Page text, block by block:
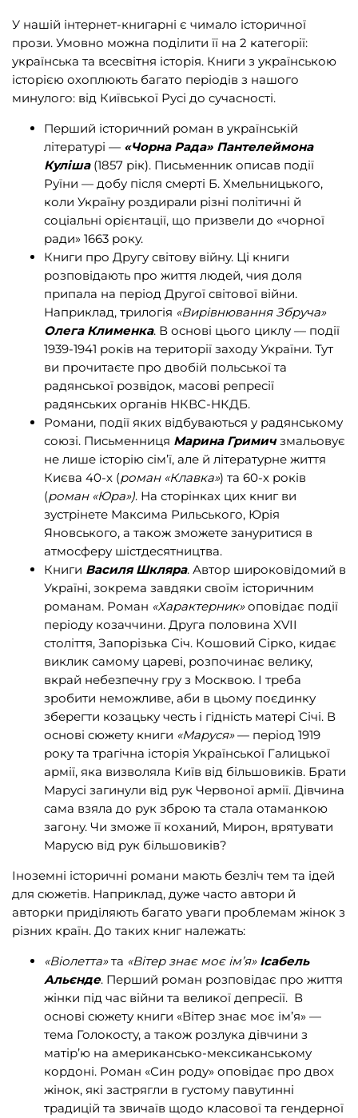
У нашій інтернет-книгарні є чимало історичної
прози. Умовно можна поділити її на 2 категорії:
українська та всесвітня історія. Книги з українською
історією охоплюють багато періодів з нашого
минулого: від Київської Русі до сучасності.
Перший історичний роман в українській
літературі — «Чорна Рада» Пантелеймона
Куліша(1857 рік). Письменник описав події
Руїни — добу після смерті Б. Хмельницького,
коли Україну роздирали різні політичні й
соціальні орієнтації, що призвели до «чорної
ради» 1663 року.
Книги про Другу світову війну. Ці книги
розповідають про життя людей, чия доля
припала на період Другої світової війни.
Наприклад, трилогія «Вирівнювання Збруча»
Олега Клименка. В основі цього циклу — події
1939-1941 років на території заходу України. Тут
ви прочитаєте про двобій польської та
радянської розвідок, масові репресії
радянських органів НКВС-НКДБ.
Романи, події яких відбуваються у радянському
союзі. Письменниця Марина Гримич змальовує
не лише історію сім’ї, але й літературне життя
Києва 40-х (роман «Клавка») та 60-х років
(роман «Юра»). На сторінках цих книг ви
зустрінете Максима Рильського, Юрія
Яновського, а також зможете зануритися в
атмосферу шістдесятництва.
Книги Василя Шкляра. Автор широковідомий в
Україні, зокрема завдяки своїм історичним
романам. Роман «Характерник»оповідає події
періоду козаччини. Друга половина XVII
століття, Запорізька Січ. Кошовий Сірко, кидає
виклик самому цареві, розпочинає велику,
вкрай небезпечну гру з Москвою. І треба
зробити неможливе, аби в цьому поєдинку
зберегти козацьку честь і гідність матері Січі. В
основі сюжету книги «Маруся»— період 1919
року та трагічна історія Української Галицької
армії, яка визволяла Київ від більшовиків. Брати
Марусі загинули від рук Червоної армії. Дівчина
сама взяла до рук зброю та стала отаманкою
загону. Чи зможе її коханий, Мирон, врятувати
Марусю від рук більшовиків?
Іноземні історичні романи мають безліч тем та ідей
для сюжетів. Наприклад, дуже часто автори й
авторки приділяють багато уваги проблемам жінок з
різних країн. До таких книг належать:
«Віолетта»та «Вітер знає моє ім’я»Ісабель
Альєнде. Перший роман розповідає про життя
жінки під час війни та великої депресії. В
основі сюжету книги «Вітер знає моє ім’я» —
тема Голокосту, а також розлука дівчини з
матір’ю на американсько-мексиканському
кордоні. Роман «Син роду» оповідає про двох
жінок, які застрягли в густому павутинні
традицій та звичаїв щодо класової та гендерної